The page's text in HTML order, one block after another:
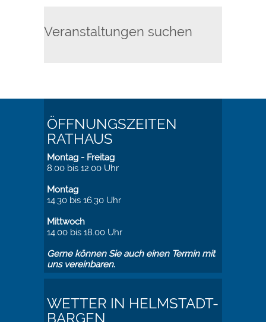
Veranstaltungen suchen
ÖFFNUNGSZEITEN
RATHAUS
Montag - Freitag
8.00 bis 12.00 Uhr
Montag
14.30 bis 16.30 Uhr
Mittwoch
14.00 bis 18.00 Uhr
Gerne können Sie auch einen Termin mit
uns vereinbaren.
WETTER IN HELMSTADT-
BARGEN